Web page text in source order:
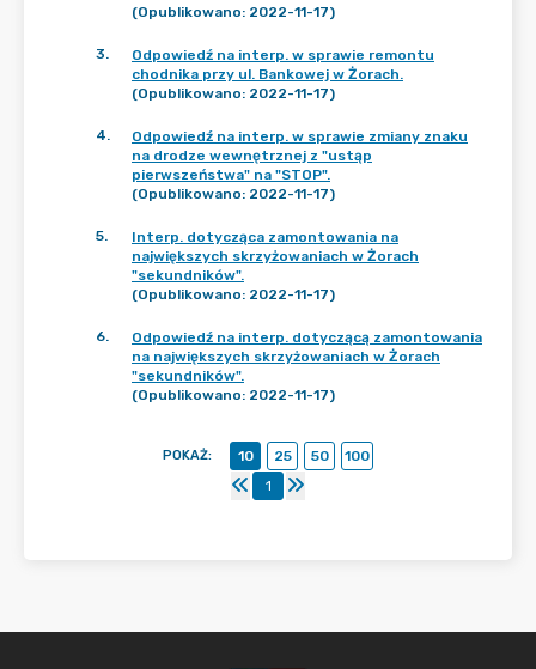
(Opublikowano: 2022-11-17)
3.
Odpowiedź na interp. w sprawie remontu
chodnika przy ul. Bankowej w Żorach.
(Opublikowano: 2022-11-17)
4.
Odpowiedź na interp. w sprawie zmiany znaku
na drodze wewnętrznej z "ustąp
pierwszeństwa" na "STOP".
(Opublikowano: 2022-11-17)
5.
Interp. dotycząca zamontowania na
największych skrzyżowaniach w Żorach
"sekundników".
(Opublikowano: 2022-11-17)
6.
Odpowiedź na interp. dotyczącą zamontowania
na największych skrzyżowaniach w Żorach
"sekundników".
(Opublikowano: 2022-11-17)
POKAŻ: 10 25 50
100
1